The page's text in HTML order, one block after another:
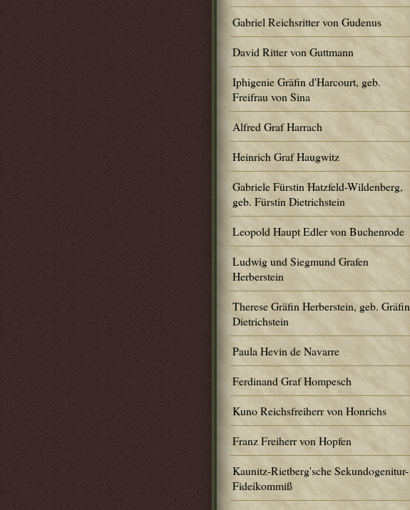
Gabriel Reichsritter von Gudenus
David Ritter von Guttmann
Iphigenie Gräfin d'Harcourt, geb.
Freifrau von Sina
Alfred Graf Harrach
Heinrich Graf Haugwitz
Gabriele Fürstin Hatzfeld-Wildenberg,
geb. Fürstin Dietrichstein
Leopold Haupt Edler von Buchenrode
Ludwig und Siegmund Grafen
Herberstein
Therese Gräfin Herberstein, geb. Gräfin
Dietrichstein
Paula Hevin de Navarre
Ferdinand Graf Hompesch
Kuno Reichsfreiherr von Honrichs
Franz Freiherr von Hopfen
Kaunitz-Rietberg'sche Sekundogenitur-
Fideikommiß